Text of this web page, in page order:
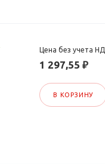
Цена без учета
1 297,55 ₽
В КОРЗИНУ